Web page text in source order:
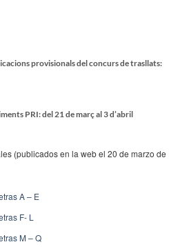
provisionals del concurs de trasllats:
PRI: del 21 de març al 3 d’abril
(publicados en la web el 20 de marzo de
A – E
F- L
M – Q